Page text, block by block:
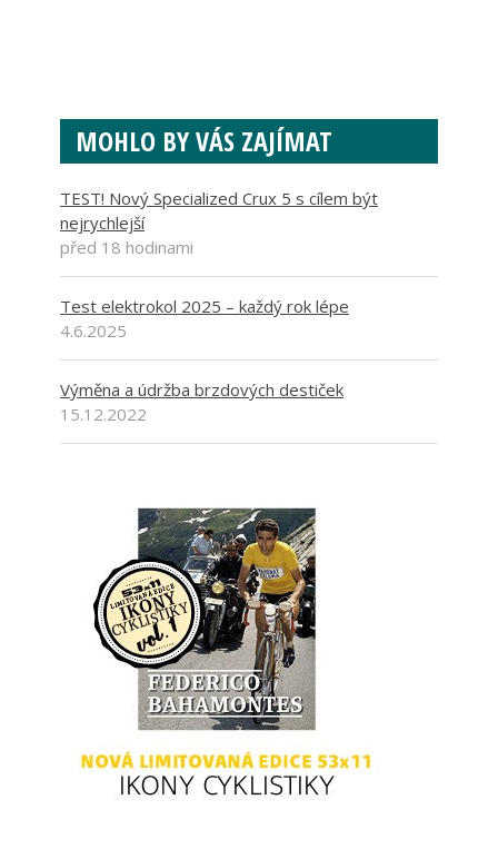
MOHLO BY VÁS ZAJÍMAT
TEST! Nový Specialized Crux 5 s cílem být
nejrychlejší
před 18 hodinami
Test elektrokol 2025 – každý rok lépe
4.6.2025
Výměna a údržba brzdových destiček
15.12.2022